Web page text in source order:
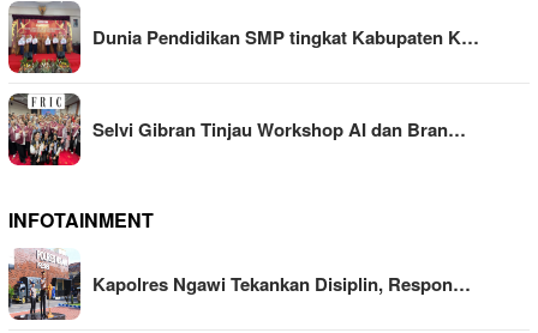
Dunia Pendidikan SMP tingkat Kabupaten K…
Selvi Gibran Tinjau Workshop AI dan Bran…
INFOTAINMENT
Kapolres Ngawi Tekankan Disiplin, Respon…